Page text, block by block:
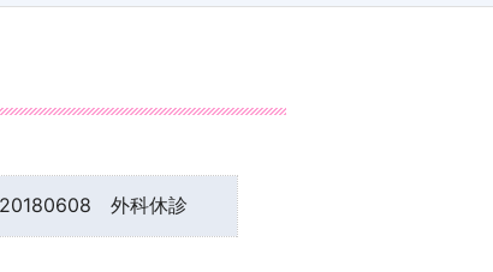
20180608 外科休診